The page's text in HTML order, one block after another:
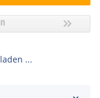
...